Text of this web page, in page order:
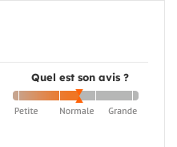
Quel est son avis ?